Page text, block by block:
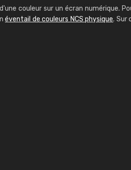
couleur sur un écran numérique.
éventail de couleurs NCS physique. Sur